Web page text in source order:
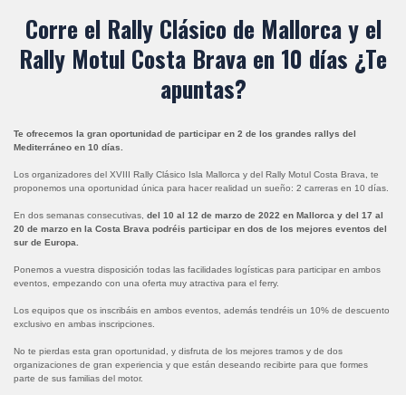
Corre el Rally Clásico de Mallorca y el
Rally Motul Costa Brava en 10 días ¿Te
apuntas?
Te ofrecemos la gran oportunidad de participar en 2 de los grandes rallys del
Mediterráneo en 10 días.
Los organizadores del XVIII Rally Clásico Isla Mallorca y del Rally Motul Costa Brava, te
proponemos una oportunidad única para hacer realidad un sueño: 2 carreras en 10 días.
En dos semanas consecutivas, del 10 al 12 de marzo de 2022 en Mallorca y del 17 al
20 de marzo en la Costa Brava podréis participar en dos de los mejores eventos del
sur de Europa.
Ponemos a vuestra disposición todas las facilidades logísticas para participar en ambos
eventos, empezando con una oferta muy atractiva para el ferry.
Los equipos que os inscribáis en ambos eventos, además tendréis un 10% de descuento
exclusivo en ambas inscripciones.
No te pierdas esta gran oportunidad, y disfruta de los mejores tramos y de dos
organizaciones de gran experiencia y que están deseando recibirte para que formes
parte de sus familias del motor.